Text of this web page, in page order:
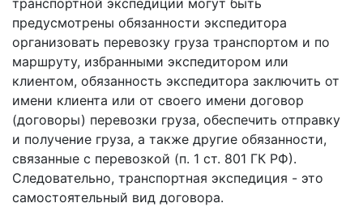
транспортной экспедиции могут быть
предусмотрены обязанности экспедитора
организовать перевозку груза транспортом и по
маршруту, избранными экспедитором или
клиентом, обязанность экспедитора заключить от
имени клиента или от своего имени договор
(договоры) перевозки груза, обеспечить отправку
и получение груза, а также другие обязанности,
связанные с перевозкой (п. 1 ст. 801 ГК РФ).
Следовательно, транспортная экспедиция - это
самостоятельный вид договора.